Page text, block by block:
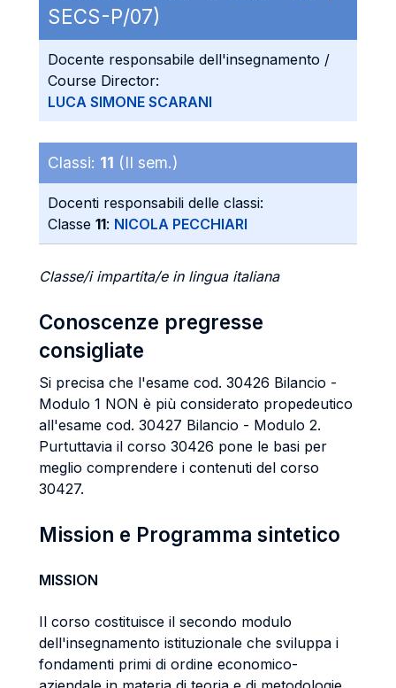
SECS-P/07)
Docente responsabile dell'insegnamento /
Course Director:
LUCA SIMONE SCARANI
Classi: 11 (II sem.)
Docenti responsabili delle classi:
Classe 11: NICOLA PECCHIARI
Classe/i impartita/e in lingua italiana
Conoscenze pregresse
consigliate
Si precisa che l'esame cod. 30426 Bilancio -
Modulo 1 NON è più considerato propedeutico
all'esame cod. 30427 Bilancio - Modulo 2.
Purtuttavia il corso 30426 pone le basi per
meglio comprendere i contenuti del corso
30427.
Mission e Programma sintetico
MISSION
Il corso costituisce il secondo modulo
dell'insegnamento istituzionale che sviluppa i
fondamenti primi di ordine economico-